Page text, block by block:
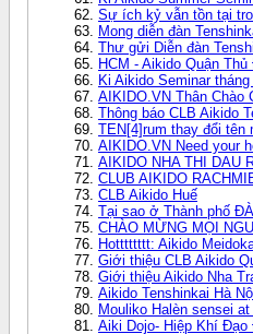
Sự ích kỷ vẫn tồn tại
Mong diễn đàn
Thư gửi Diễn đàn
HCM - Aikido Quận
Ki Aikido Seminar
AIKIDO.VN Thân Chào
Thông báo CLB Aikido
TEN[4]rum thay đổi tên
AIKIDO.VN Need your
AIKIDO NHA THI DAU
CLUB AIKIDO
CLB Aikido Huế
Tại sao ở Thành phố
CHÀO MỪNG MỌI
Hotttttttt: Aikido
Giới thiệu CLB Aikido
Giới thiệu Aikido Nha
Aikido Tenshinkai Hà
Mouliko Halèn sensei
Aiki Dojo- Hiệp Khí